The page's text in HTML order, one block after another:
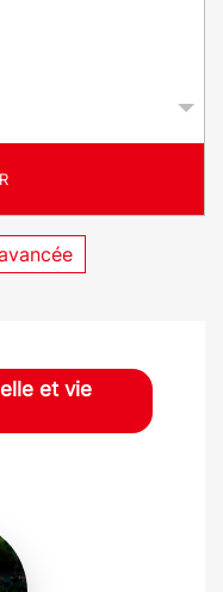
et vie